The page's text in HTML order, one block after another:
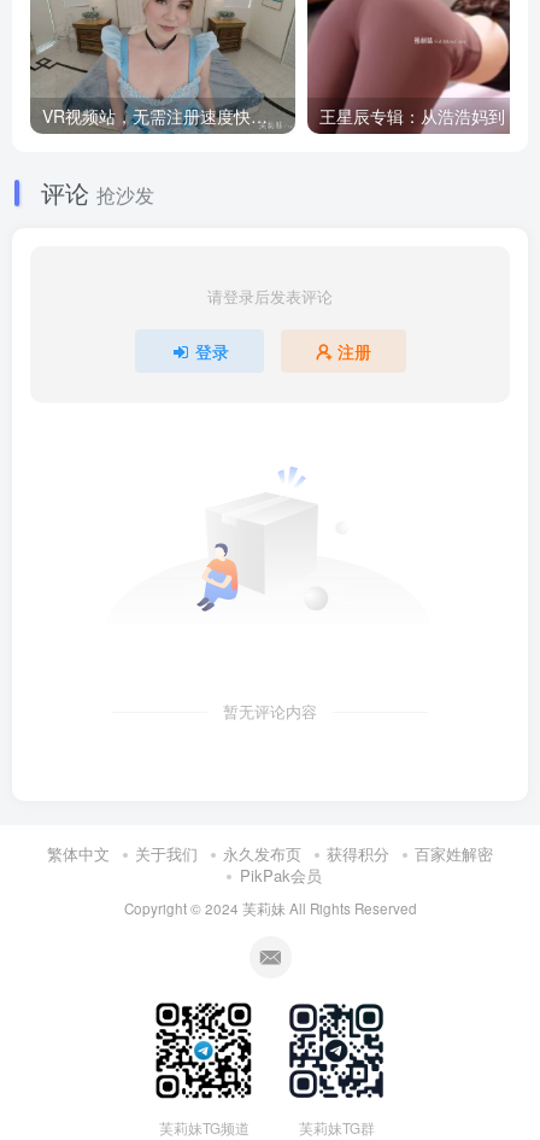
VR视频站，无需注册速度快，Oculus Quest VR 必备站
评论 抢沙发
请登录后发表评论
登录 注册
暂无评论内容
繁体中文 关于我们 永久发布页 获得积分
百家姓解密
PikPak会员
Copyright © 2024 芙莉妹 All Rights Reserved
芙莉妹TG频道 芙莉妹TG群